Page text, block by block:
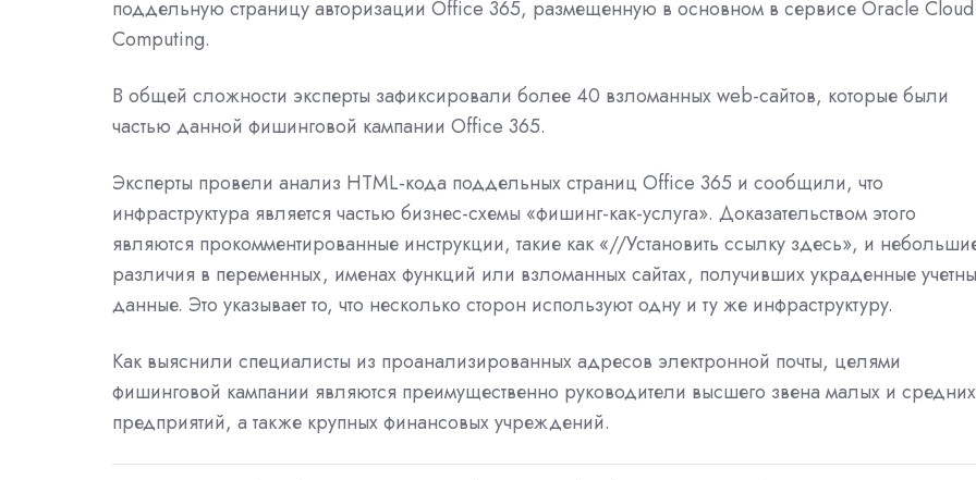
поддельную страницу авторизации Office 365, размещенную в основном в сервисе Oracle Cloud
Computing.
В общей сложности эксперты зафиксировали более 40 взломанных web-сайтов, которые были
частью данной фишинговой кампании Office 365.
Эксперты провели анализ HTML-кода поддельных страниц Office 365 и сообщили, что
инфраструктура является частью бизнес-схемы «фишинг-как-услуга». Доказательством этого
являются прокомментированные инструкции, такие как «//Установить ссылку здесь», и
различия в переменных, именах функций или взломанных сайтах, получивших украденные
данные. Это указывает то, что несколько сторон используют одну и ту же инфраструктуру.
Как выяснили специалисты из проанализированных адресов электронной почты, целями
фишинговой кампании являются преимущественно руководители высшего звена малых и средних
предприятий, а также крупных финансовых учреждений.